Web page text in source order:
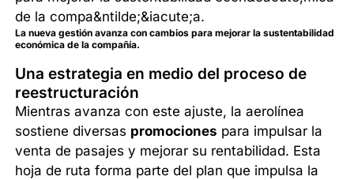
La nueva gestión avanza con cambios para mejorar la sustentabilidad
económica de la compañía.
Una estrategia en medio del proceso de
reestructuración
Mientras avanza con este ajuste, la aerolínea
sostiene diversas promociones para impulsar la
venta de pasajes y mejorar su rentabilidad. Esta
hoja de ruta forma parte del plan que impulsa la